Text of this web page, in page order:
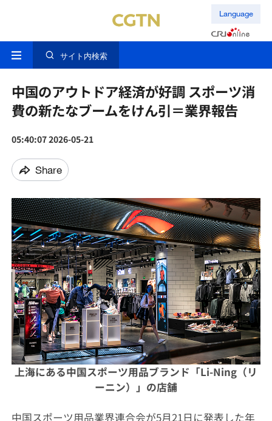
Language
サイト内検索
中国のアウトドア経済が好調 スポーツ消
費の新たなブームをけん引＝業界報告
05:40:07 2026-05-21
Share
上海にある中国スポーツ用品ブランド「Li-Ning（リ
ーニン）」の店舗
中国スポーツ用品業界連合会が5月21日に発表した年